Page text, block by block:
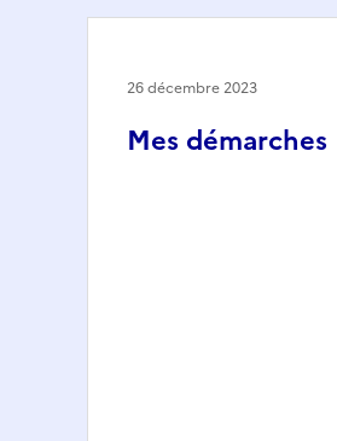
Mes démarches
26 décembre 2023